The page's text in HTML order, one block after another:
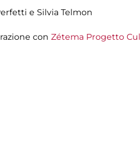
e Silvia Telmon
con Zétema Progetto